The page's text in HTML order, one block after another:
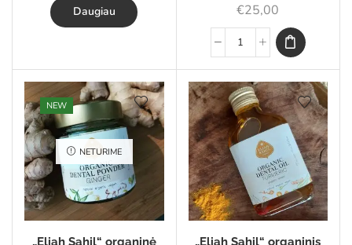
Daugiau €25,00
NEW
NETURIME
„Eliah Sahil“ organinė
„Eliah Sahil“ organinis